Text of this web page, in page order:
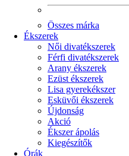
Összes márka
Ékszerek
Női divatékszerek
Férfi divatékszerek
Arany ékszerek
Ezüst ékszerek
Lisa gyerekékszer
Esküvői ékszerek
Újdonság
Akció
Ékszer ápolás
Kiegészítők
Órák